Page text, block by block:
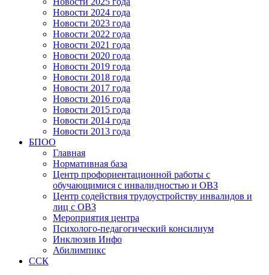
Новости 2024 года
Новости 2023 года
Новости 2022 года
Новости 2021 года
Новости 2020 года
Новости 2019 года
Новости 2018 года
Новости 2017 года
Новости 2016 года
Новости 2015 года
Новости 2014 года
Новости 2013 года
БПОО
Главная
Нормативная база
Центр профориентационной работы с
обучающимися с инвалидностью и ОВЗ
Центр содействия трудоустройству инвалидов и
лиц с ОВЗ
Мероприятия центра
Психолого-педагогический консилиум
Инклюзив Инфо
Абилимпикс
ССК